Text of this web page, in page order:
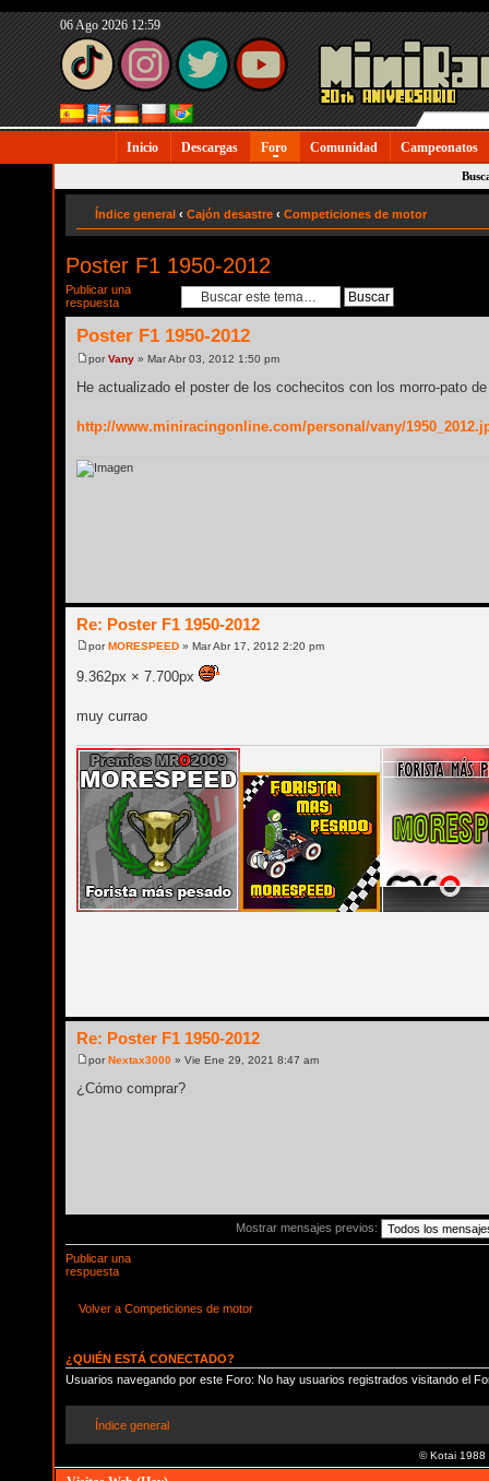
06 Ago 2026 12:59
Inicio Descargas Foro Comunidad Campeonatos
Índice general ‹ Cajón desastre ‹ Competiciones de motor
Poster F1 1950-2012
Publicar una
respuesta
Poster F1 1950-2012
por Vany » Mar Abr 03, 2012 1:50 pm
He actualizado el poster de los cochecitos con los morro-pato
http://www.miniracingonline.com/personal/vany/
Re: Poster F1 1950-2012
porMORESPEED » Mar Abr 17, 2012 2:20 pm
9.362px × 7.700px
muy currao
Re: Poster F1 1950-2012
por Nextax3000 » Vie Ene 29, 2021 8:47 am
¿Cómo comprar?
Mostrar mensajes previos:
Publicar una
respuesta
Volver a Competiciones de motor
¿QUIÉN ESTÁ CONECTADO?
Usuarios navegando por este Foro: No hay usuarios registrados visitando el
Índice general
© Kotai 1988